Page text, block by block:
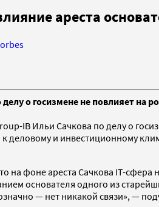
ареста
о госизмене не повлияет на
IB Ильи Сачкова по делу о
деловому и инвестиционному
на фоне ареста Сачкова IT-
основателя одного из
— нет никакой связи», —